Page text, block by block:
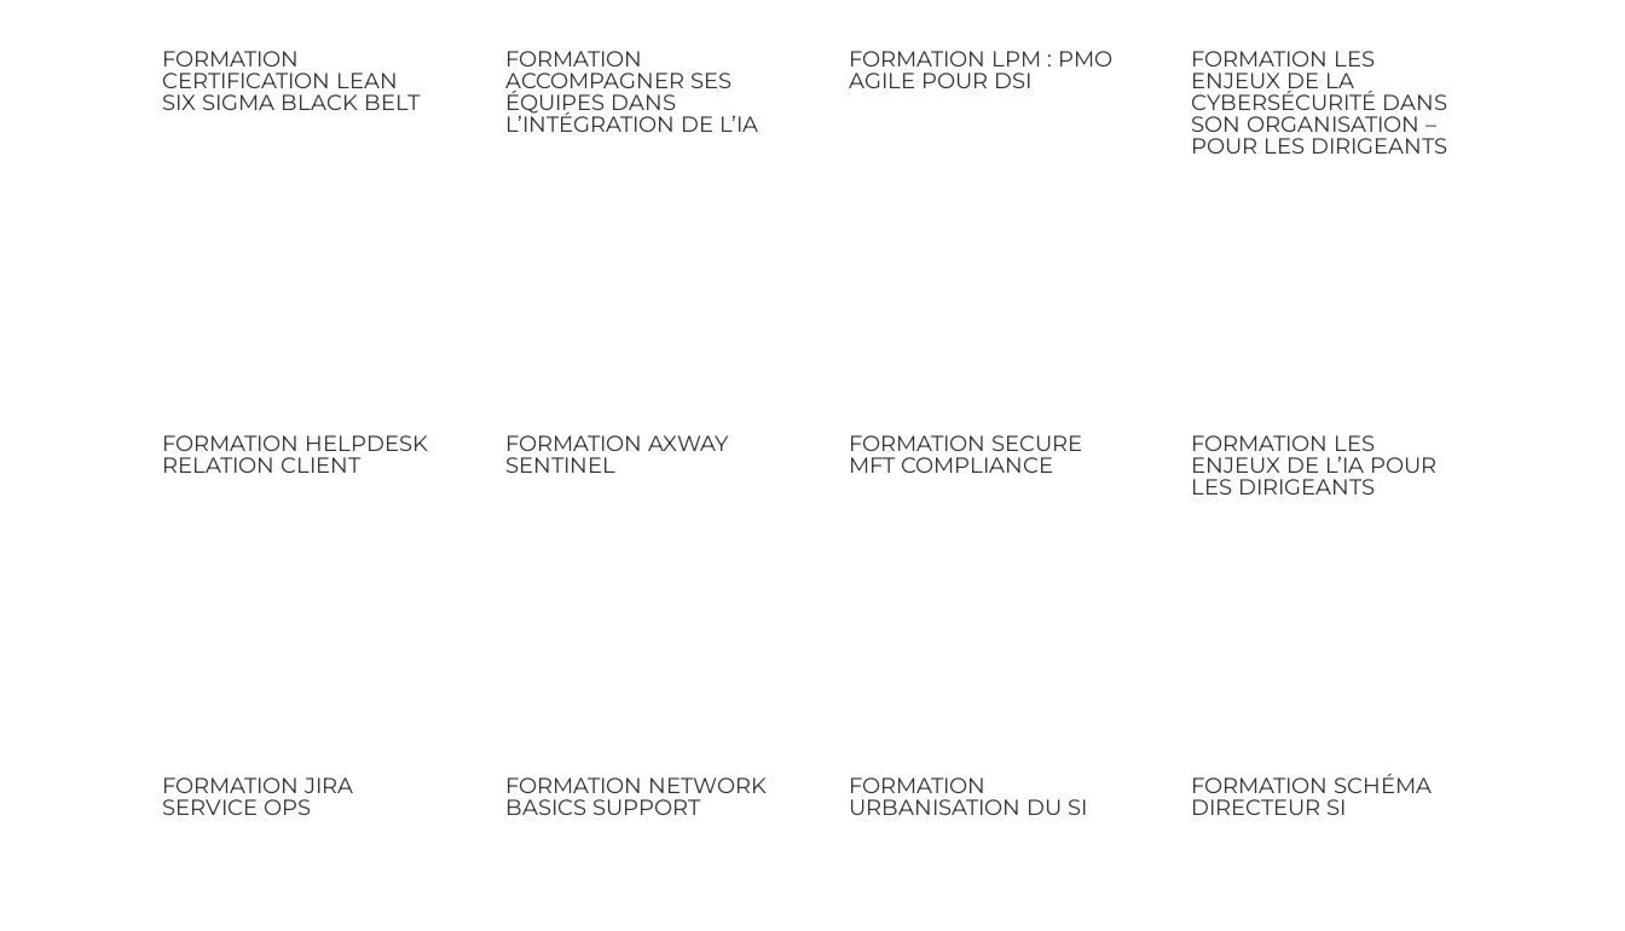
FORMATION
CERTIFICATION LEAN
SIX SIGMA BLACK BELT
FORMATION
ACCOMPAGNER SES
ÉQUIPES DANS
L’INTÉGRATION DE L’IA
FORMATION LPM : PMO
AGILE POUR DSI
FORMATION LES
ENJEUX DE LA
CYBERSÉCURITÉ DANS
SON ORGANISATION –
POUR LES DIRIGEANTS
FORMATION HELPDESK
RELATION CLIENT
FORMATION AXWAY
SENTINEL
FORMATION SECURE
MFT COMPLIANCE
FORMATION LES
ENJEUX DE L’IA POUR
LES DIRIGEANTS
FORMATION JIRA
SERVICE OPS
FORMATION NETWORK
BASICS SUPPORT
FORMATION
URBANISATION DU SI
FORMATION SCHÉMA
DIRECTEUR SI